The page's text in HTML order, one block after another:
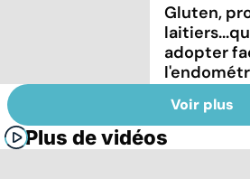
Gluten,
adopter
Voir plus
Plus de vidéos